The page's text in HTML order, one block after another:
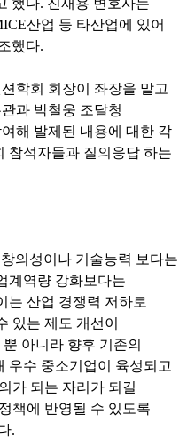
했다. 진재용 변호사는
산업 등 타산업에 있어
했다.
학회 회장이 좌장을 맡고
과 박철웅 조달청
해 발제된 내용에 대한 각
참석자들과 질의응답 하는
의성이나 기술능력 보다는
계역량 강화보다는
는 산업 경쟁력 저하로
있는 제도 개선이
아니라 향후 기존의
우수 중소기업이 육성되고
가 되는 자리가 되길
책에 반영될 수 있도록
.